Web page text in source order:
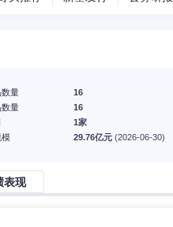
数量
16
数量
16
1家
模
29.76亿元 (2026-06-30)
表现